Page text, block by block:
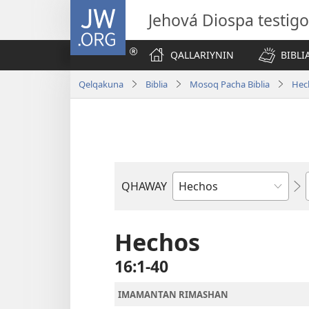
JW.ORG
Jehová Diospa
QALLARIYNIN
Qelqakuna Biblia Mosoq Pacha Biblia
QHAWAY
Libro
Biblia
Hechos
16:1-40
IMAMANTAN RIMASHAN